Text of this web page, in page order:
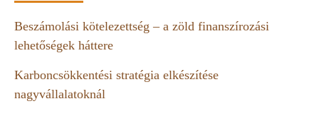
Beszámolási kötelezettség – a zöld finanszírozási
lehetőségek háttere
Karboncsökkentési stratégia elkészítése
nagyvállalatoknál